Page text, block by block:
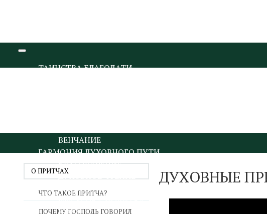
ТАИНСТВА БЛАГОДАТИ
ВЕНЧАНИЕ
ГАРМОНИЯ ДУХОВНОГО ПУТИ
БЛАГОДАРЕНИЕ
ДУХОВНОЕ ЧТЕНИЕ
МОЛИТВА
ИИСУСОВА МОЛИТВА
О ПРИТЧАХ
ЧТО ТАКОЕ ПРИТЧА?
ПОЧЕМУ ГОСПОДЬ ГОВОРИЛ
ДУХОВНЫЕ